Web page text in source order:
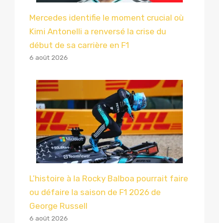
Mercedes identifie le moment crucial où
Kimi Antonelli a renversé la crise du
début de sa carrière en F1
6 août 2026
L’histoire à la Rocky Balboa pourrait faire
ou défaire la saison de F1 2026 de
George Russell
6 août 2026